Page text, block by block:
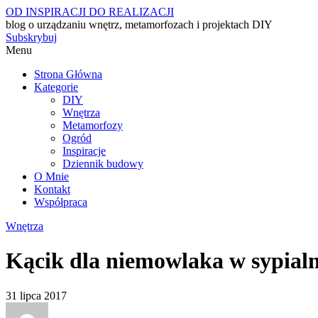
OD INSPIRACJI DO REALIZACJI
blog o urządzaniu wnętrz, metamorfozach i projektach DIY
Subskrybuj
Menu
Strona Główna
Kategorie
DIY
Wnętrza
Metamorfozy
Ogród
Inspiracje
Dziennik budowy
O Mnie
Kontakt
Współpraca
Wnętrza
Kącik dla niemowlaka w
31 lipca 2017